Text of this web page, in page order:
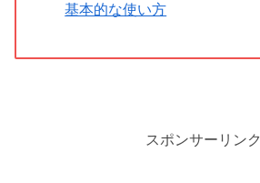
基本的な使い方
スポンサーリンク